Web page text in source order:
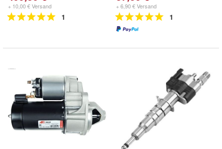
+ 10,00 € Versand
1
+ 6,90 € Versand
1